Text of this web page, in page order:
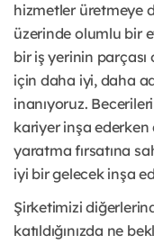
hizmetler üretmeye
üzerinde olumlu bir
bir iş yerinin
için daha iyi, daha
inanıyoruz.
kariyer inşa
yaratma fırsatına
iyi bir gelecek inşa
Şirketimizi
katıldığınızda ne